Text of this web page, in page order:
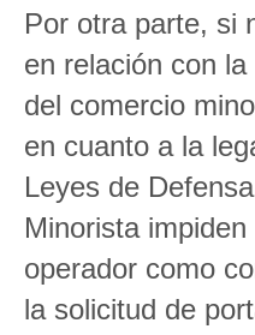
Por otra parte, si
en relación con
del comercio
en cuanto a la
Leyes de
Minorista
operador como
la solicitud de